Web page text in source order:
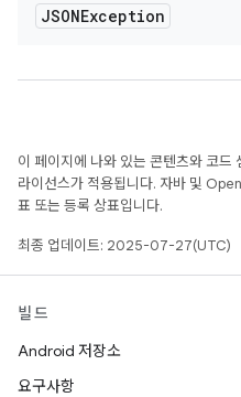
JSONException
이 페이지에 나와 있는 콘텐츠와 코드
라이선스가 적용됩니다. 자바 및
표 또는 등록 상표입니다.
최종 업데이트: 2025-07-27(UTC)
빌드
Android 저장소
요구사항